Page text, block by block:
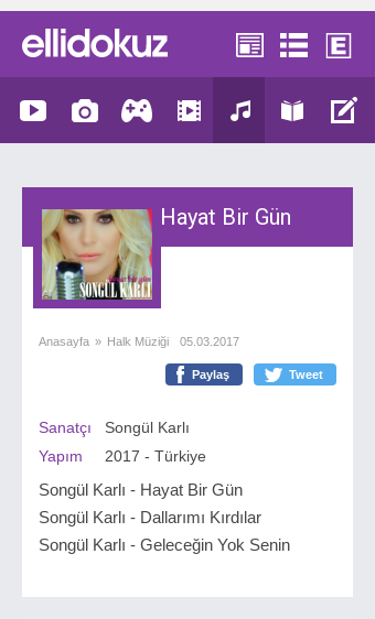
Hayat Bir Gün
Anasayfa » Halk Müziği 05.03.2017
Paylaş Tweet
Sanatçı
Songül Karlı
Yapım
2017 - Türkiye
Songül Karlı - Hayat Bir Gün
Songül Karlı - Dallarımı Kırdılar
Songül Karlı - Geleceğin Yok Senin